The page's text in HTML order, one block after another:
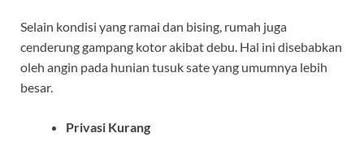
Selain kondisi yang ramai dan bising, rumah juga
cenderung gampang kotor akibat debu. Hal ini disebabkan
oleh angin pada hunian tusuk sate yang umumnya lebih
besar.
Privasi Kurang